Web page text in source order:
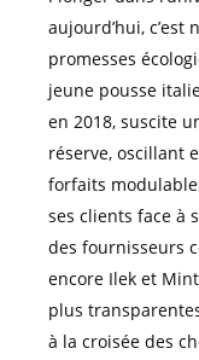
aujourd’hui,
promesses
jeune pousse
en 2018, suscite
réserve, oscillant
forfaits
ses clients face à
des fournisseurs
encore Ilek et
plus
à la croisée des